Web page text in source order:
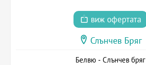
виж офертата
Слънчев Бряг
Белвю - Слънчев бряг